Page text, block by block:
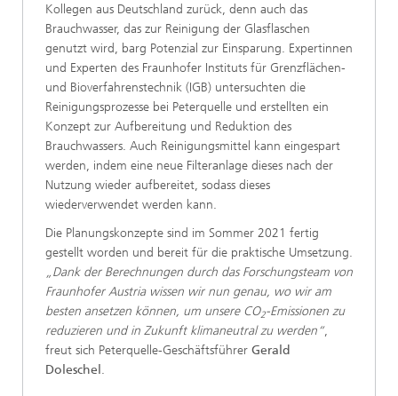
Kollegen aus Deutschland zurück, denn auch das
Brauchwasser, das zur Reinigung der Glasflaschen
genutzt wird, barg Potenzial zur Einsparung. Expertinnen
und Experten des Fraunhofer Instituts für Grenzflächen-
und Bioverfahrenstechnik (IGB) untersuchten die
Reinigungsprozesse bei Peterquelle und erstellten ein
Konzept zur Aufbereitung und Reduktion des
Brauchwassers. Auch Reinigungsmittel kann eingespart
werden, indem eine neue Filteranlage dieses nach der
Nutzung wieder aufbereitet, sodass dieses
wiederverwendet werden kann.
Die Planungskonzepte sind im Sommer 2021 fertig
gestellt worden und bereit für die praktische Umsetzung.
„Dank der Berechnungen durch das Forschungsteam von
Fraunhofer Austria wissen wir nun genau, wo wir am
besten ansetzen können, um unsere CO2-Emissionen zu
reduzieren und in Zukunft klimaneutral zu werden“,
freut sich Peterquelle-Geschäftsführer Gerald
Doleschel .